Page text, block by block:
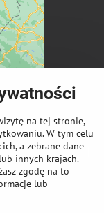
na tej stronie,
W tym celu
a zebrane dane
innych krajach.
zgodę na to
lub